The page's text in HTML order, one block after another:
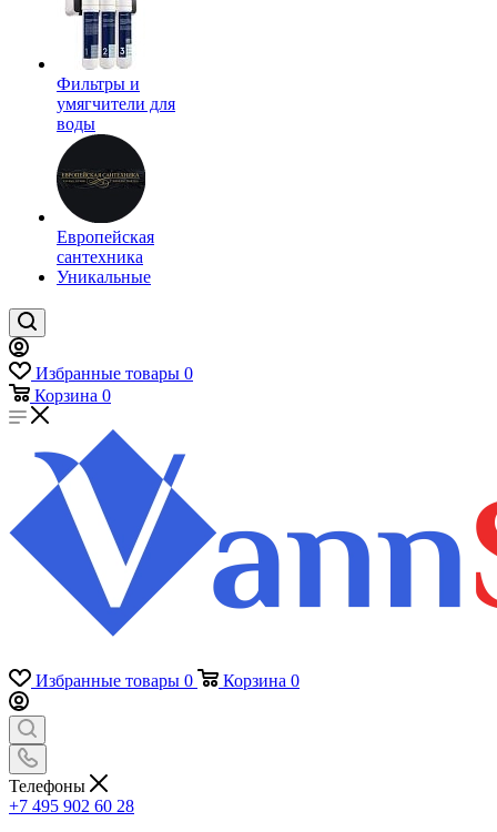
Фильтры и
умягчители для
воды
Европейская
сантехника
Уникальные
Избранные товары 0
Корзина 0
Избранные товары 0 Корзина 0
Телефоны
+7 495 902 60 28